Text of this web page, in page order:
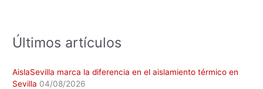
Últimos artículos
AislaSevilla marca la diferencia en el aislamiento térmico en
Sevilla 04/08/2026